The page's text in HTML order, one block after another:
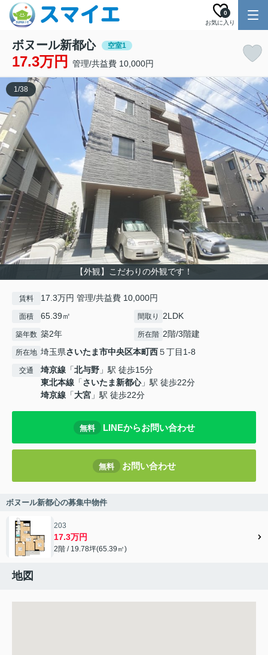
お気に入り
0
ボヌール新都心 空室1
17.3万円 管理/共益費 10,000円
【外観】こだわりの外観です！
1/38
賃料 17.3万円 管理/共益費 10,000円
面積 65.39㎡ 間取り 2LDK
築年数 築2年 所在階 2階/3階建
所在地 埼玉県さいたま市中央区本町西５丁目1-8
交通 埼京線 「北与野 」駅 徒歩15分
東北本線 「さいたま新都心」駅 徒歩22分
埼京線 「大宮 」駅 徒歩22分
無料 LINEからお問い合わせ
無料 お問い合わせ
ボヌール新都心の募集中物件
203
17.3万円
2階 / 19.78坪(65.39㎡)
地図